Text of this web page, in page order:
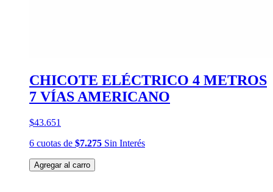
CHICOTE ELÉCTRICO 4 METROS
7 VÍAS AMERICANO
$43.651
6 cuotas de $7.275 Sin Interés
Agregar al carro